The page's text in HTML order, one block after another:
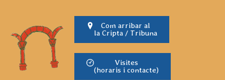
Com arribar al
la Cripta / Tribuna
Visites
(horaris i contacte)